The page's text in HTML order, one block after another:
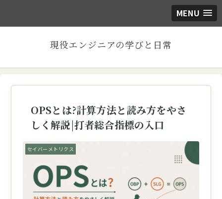
MENU
現役エンジニアの学びと日常
OPSとは?計算方法と読み方をやさ
しく解説|打者総合指標の入口
セイバーメトリクス